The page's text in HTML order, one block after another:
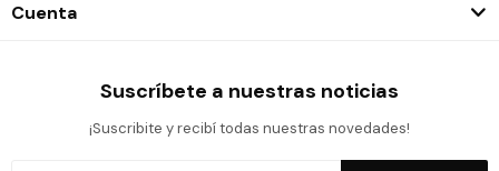
Cuenta
Suscríbete a nuestras noticias
¡Suscribite y recibí todas nuestras novedades!